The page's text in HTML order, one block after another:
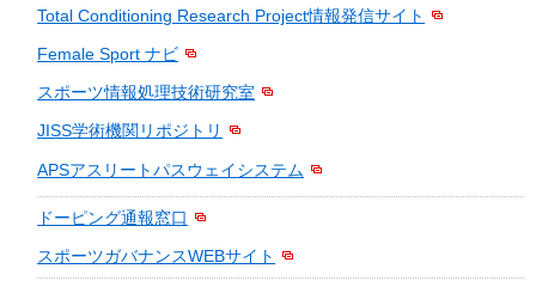
Total Conditioning Research Project情報発信サイト
Female Sport ナビ
スポーツ情報処理技術研究室
JISS学術機関リポジトリ
APSアスリートパスウェイシステム
ドーピング通報窓口
スポーツガバナンスWEBサイト